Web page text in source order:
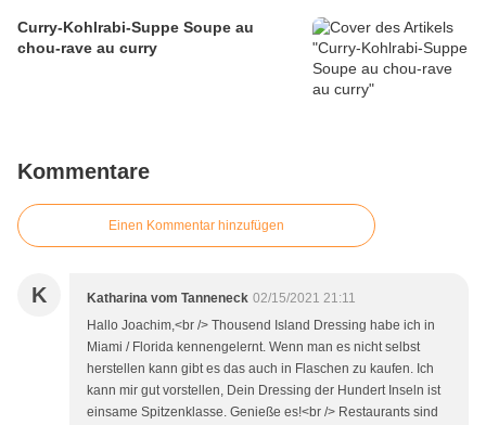
Curry-Kohlrabi-Suppe Soupe au
chou-rave au curry
Kommentare
Einen Kommentar hinzufügen
K Katharina vom Tanneneck 02/15/2021 21:11
Hallo Joachim,<br /> Thousend Island Dressing habe ich in
Miami / Florida kennengelernt. Wenn man es nicht selbst
herstellen kann gibt es das auch in Flaschen zu kaufen. Ich
kann mir gut vorstellen, Dein Dressing der Hundert Inseln ist
einsame Spitzenklasse. Genieße es!<br /> Restaurants sind